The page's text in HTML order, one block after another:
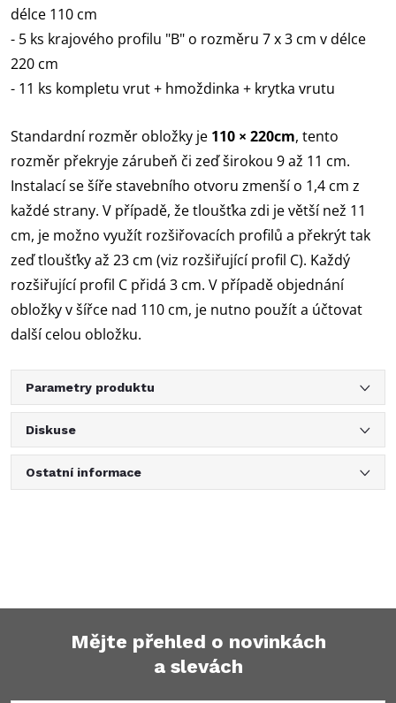
délce 110 cm
- 5 ks krajového profilu "B" o rozměru 7 x 3 cm v délce
220 cm
- 11 ks kompletu vrut + hmoždinka + krytka vrutu
Standardní rozměr obložky je 110 × 220cm, tento
rozměr překryje zárubeň či zeď širokou 9 až 11 cm.
Instalací se šíře stavebního otvoru zmenší o 1,4 cm z
každé strany. V případě, že tloušťka zdi je větší než 11
cm, je možno využít rozšiřovacích profilů a překrýt tak
zeď tloušťky až 23 cm (viz rozšiřující profil C). Každý
rozšiřující profil C přidá 3 cm. V případě objednání
obložky v šířce nad 110 cm, je nutno použít a účtovat
další celou obložku.
Parametry produktu
Diskuse
Ostatní informace
Mějte přehled o novinkách
a slevách